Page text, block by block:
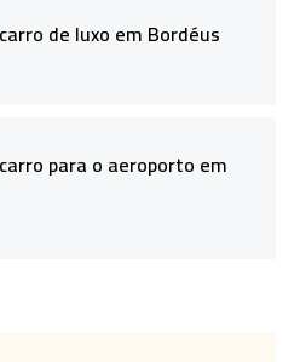
de luxo em Bordéus
para o aeroporto em